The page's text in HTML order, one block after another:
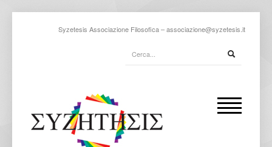
Syzetesis Associazione Filosofica –associazione@syzetesis.it